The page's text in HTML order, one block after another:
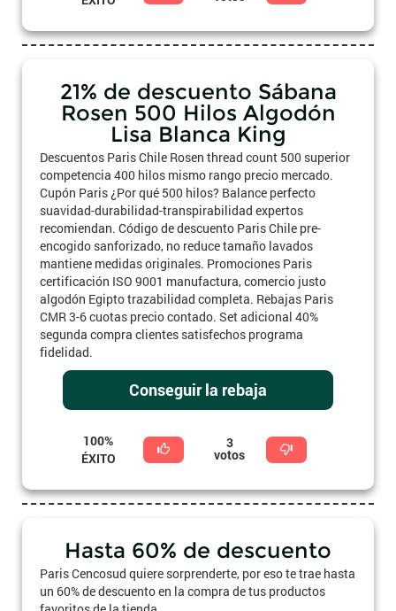
21% de descuento Sábana
Rosen 500 Hilos Algodón
Lisa Blanca King
Descuentos Paris Chile Rosen thread count 500 superior
competencia 400 hilos mismo rango precio mercado.
Cupón Paris ¿Por qué 500 hilos? Balance perfecto
suavidad-durabilidad-transpirabilidad expertos
recomiendan. Código de descuento Paris Chile pre-
encogido sanforizado, no reduce tamaño lavados
mantiene medidas originales. Promociones Paris
certificación ISO 9001 manufactura, comercio justo
algodón Egipto trazabilidad completa. Rebajas Paris
CMR 3-6 cuotas precio contado. Set adicional 40%
segunda compra clientes satisfechos programa
fidelidad.
Conseguir la rebaja
100%
ÉXITO
3
votos
Hasta 60% de descuento
Paris Cencosud quiere sorprenderte, por eso te trae hasta
un 60% de descuento en la compra de tus productos